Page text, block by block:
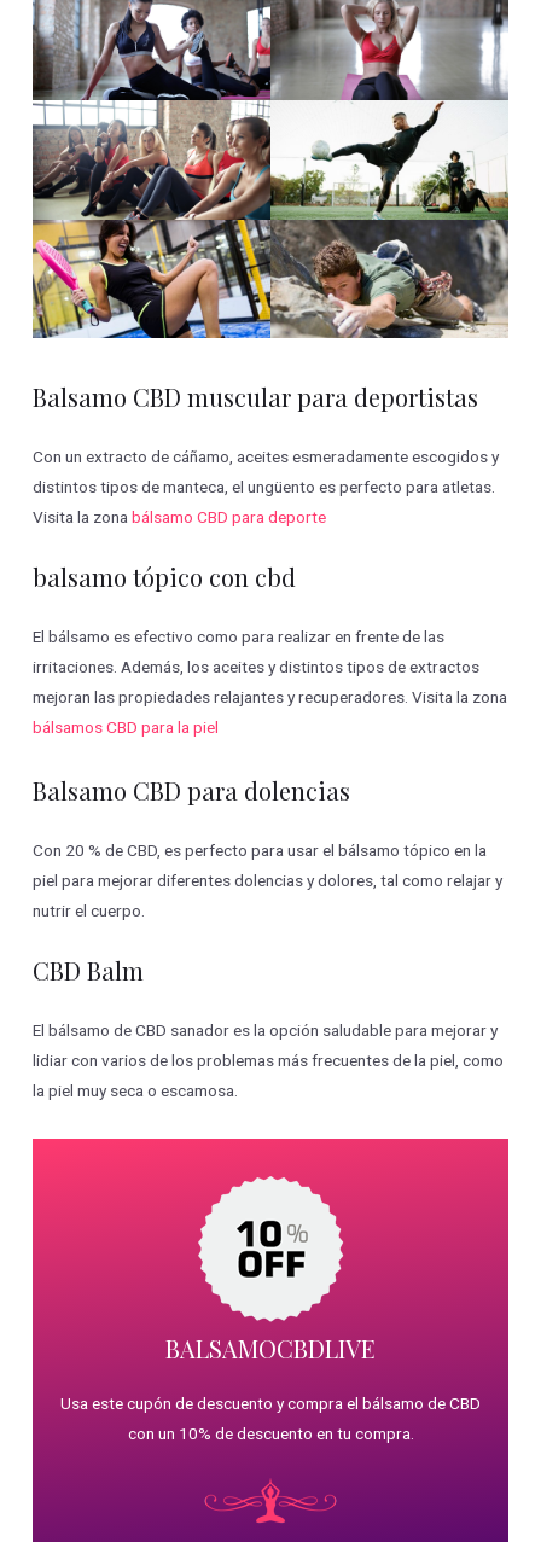
Balsamo CBD muscular para deportistas
Con un extracto de cáñamo, aceites esmeradamente escogidos y
distintos tipos de manteca, el ungüento es perfecto para atletas.
Visita la zonabálsamo CBD para deporte
balsamo tópico con cbd
El bálsamo es efectivo como para realizar en frente de las
irritaciones. Además, los aceites y distintos tipos de extractos
mejoran las propiedades relajantes y recuperadores. Visita la zona
bálsamos CBD para la piel
Balsamo CBD para dolencias
Con 20 % de CBD, es perfecto para usar el bálsamo tópico en la
piel para mejorar diferentes dolencias y dolores, tal como relajar y
nutrir el cuerpo.
CBD Balm
El bálsamo de CBD sanador es la opción saludable para mejorar y
lidiar con varios de los problemas más frecuentes de la piel, como
la piel muy seca o escamosa.
BALSAMOCBDLIVE
Usa este cupón de descuento y compra el bálsamo de CBD
con un 10% de descuento en tu compra.